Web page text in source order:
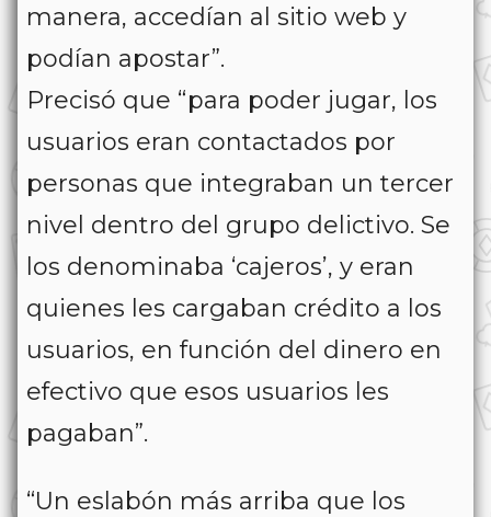
manera, accedían al sitio web y
podían apostar”.
Precisó que “para poder jugar, los
usuarios eran contactados por
personas que integraban un tercer
nivel dentro del grupo delictivo. Se
los denominaba ‘cajeros’, y eran
quienes les cargaban crédito a los
usuarios, en función del dinero en
efectivo que esos usuarios les
pagaban”.
“Un eslabón más arriba que los